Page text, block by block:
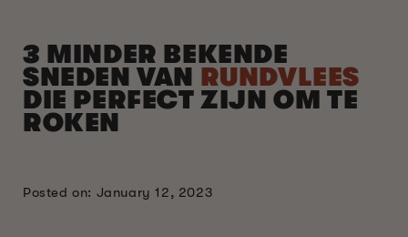
3 MINDER BEKENDE
SNEDEN VAN RUNDVLEES
DIE PERFECT ZIJN OM TE
ROKEN
Posted on: January 12, 2023